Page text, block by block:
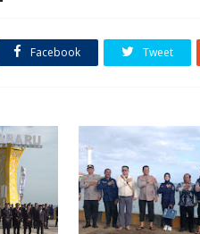
Facebook Tweet